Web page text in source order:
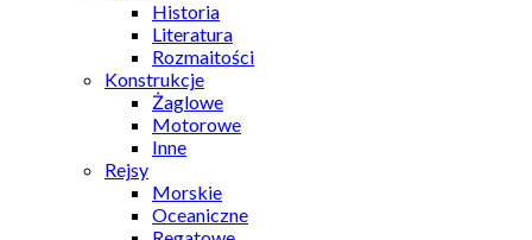
Historia
Literatura
Rozmaitości
Konstrukcje
Żaglowe
Motorowe
Inne
Rejsy
Morskie
Oceaniczne